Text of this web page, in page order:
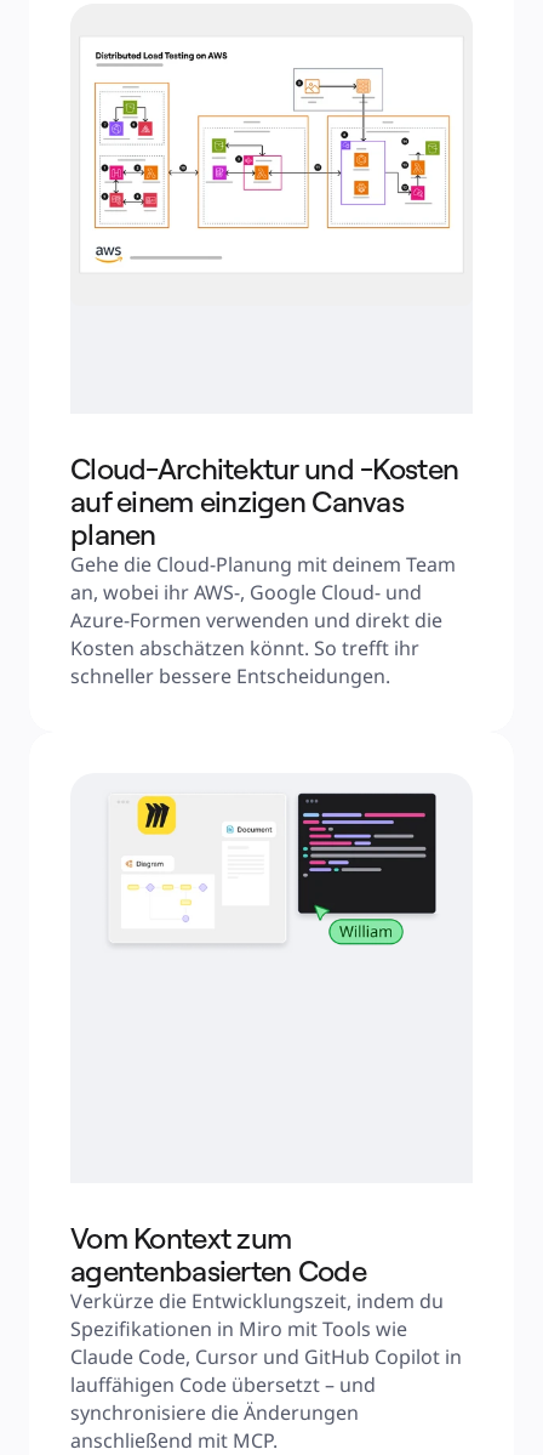
Cloud-Architektur und -Kosten
auf einem einzigen Canvas
planen
Gehe die Cloud-Planung mit deinem Team
an, wobei ihr AWS-, Google Cloud- und
Azure-Formen verwenden und direkt die
Kosten abschätzen könnt. So trefft ihr
schneller bessere Entscheidungen.
Vom Kontext zum
agentenbasierten Code
Verkürze die Entwicklungszeit, indem du
Spezifikationen in Miro mit Tools wie
Claude Code, Cursor und GitHub Copilot in
lauffähigen Code übersetzt – und
synchronisiere die Änderungen
anschließend mit MCP.